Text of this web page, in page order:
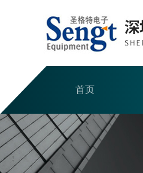
首页